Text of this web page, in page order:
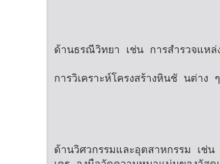
ด้านธรณีวิทยา เช่น การสํารวจแหล่
การวิเคราะห์โครงสร้างหินชั นต่าง ๆ
ด้านวิศวกรรมและอุตสาหกรรม เช่น